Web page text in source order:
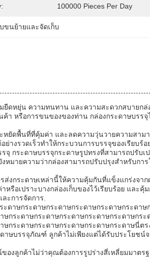
100000 Pieces Per Day
ขนย้ายและจัดเก็บ
ดหยุ่น ความทนทาน และความสะดวกสบายกล่
า หรือการขนของของท่าน กล่องกระดาษบรร
ดพื้นที่ที่คุ้มค่า และลดความวุ่นวายความสามา
างรวดเร็วทําให้กระบวนการบรรจุของเรียบร้
จุ กระดาษบรรจุกระดาษรูปทรงที่สามารถปรับ
มายความว่ากล่องสามารถปรับปรุงสําหรับกา
ส่งกระดาษเหล่านี้ให้ความคุ้มกันที่แข็งแกร่งจ
อเปราะบางกล่องเก็บของไว้เรียบร้อย และ
ะการจัดการ.
าษกระดาษกระดาษกระดาษกระดาษกระดา
กระดาษกระดาษกระดาษกระดาษกระดาษกร
กระดาษกระดาษกระดาษกระดาษกระดาษนี่ต
าษบรรจุภัณฑ์ ลูกค้าไม่เพียงแต่ได้รับประโย
ลูกค้าไม่ว่าคุณต้องการรูปร่างสี่เหลี่ยมมาตร